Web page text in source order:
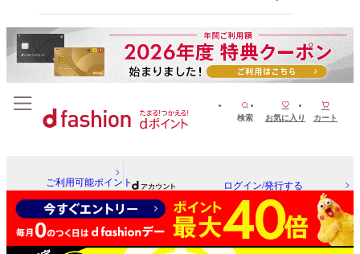
検索 お気に入り カート
ご利用可能ポイント ログイン/発行する